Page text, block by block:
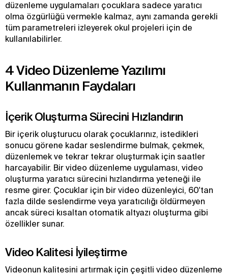
düzenleme uygulamaları çocuklara sadece yaratıcı
olma özgürlüğü vermekle kalmaz, aynı zamanda gerekli
tüm parametreleri izleyerek okul projeleri için de
kullanılabilirler.
4 Video Düzenleme Yazılımı
Kullanmanın Faydaları
İçerik Oluşturma Sürecini Hızlandırın
Bir içerik oluşturucu olarak çocuklarınız, istedikleri
sonucu görene kadar seslendirme bulmak, çekmek,
düzenlemek ve tekrar tekrar oluşturmak için saatler
harcayabilir. Bir video düzenleme uygulaması, video
oluşturma yaratıcı sürecini hızlandırma yeteneği ile
resme girer. Çocuklar için bir video düzenleyici, 60'tan
fazla dilde seslendirme veya yaratıcılığı öldürmeyen
ancak süreci kısaltan otomatik altyazı oluşturma gibi
özellikler sunar.
Video Kalitesi İyileştirme
Videonun kalitesini artırmak için çeşitli video düzenleme